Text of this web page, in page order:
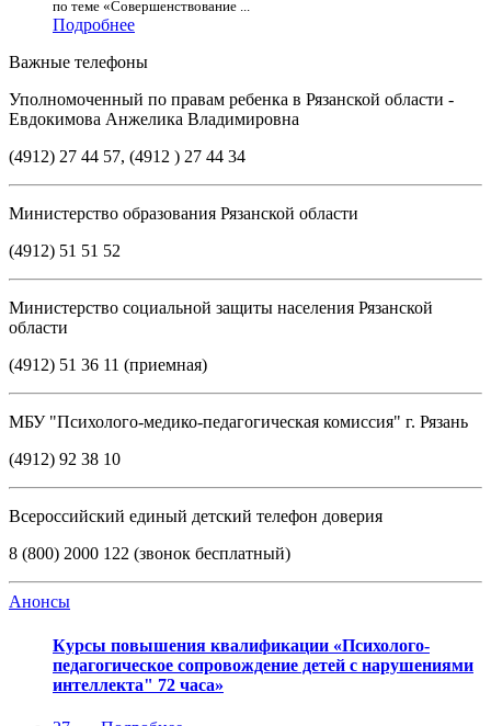
по теме «Совершенствование ...
Подробнее
Важные телефоны
Уполномоченный по правам ребенка в Рязанской области -
Евдокимова Анжелика Владимировна
(4912) 27 44 57, (4912 ) 27 44 34
Министерство образования Рязанской области
(4912) 51 51 52
Министерство социальной защиты населения Рязанской
области
(4912) 51 36 11 (приемная)
МБУ "Психолого-медико-педагогическая комиссия" г. Рязань
(4912) 92 38 10
Всероссийский единый детский телефон доверия
8 (800) 2000 122 (звонок бесплатный)
Анонсы
Курсы повышения квалификации «Психолого-
педагогическое сопровождение детей с нарушениями
интеллекта" 72 часа»